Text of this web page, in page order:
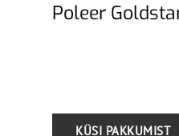
Poleer